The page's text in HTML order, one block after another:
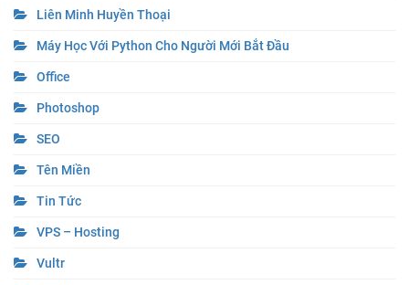
Liên Minh Huyền Thoại
Máy Học Với Python Cho Người Mới Bắt Đầu
Office
Photoshop
SEO
Tên Miền
Tin Tức
VPS – Hosting
Vultr